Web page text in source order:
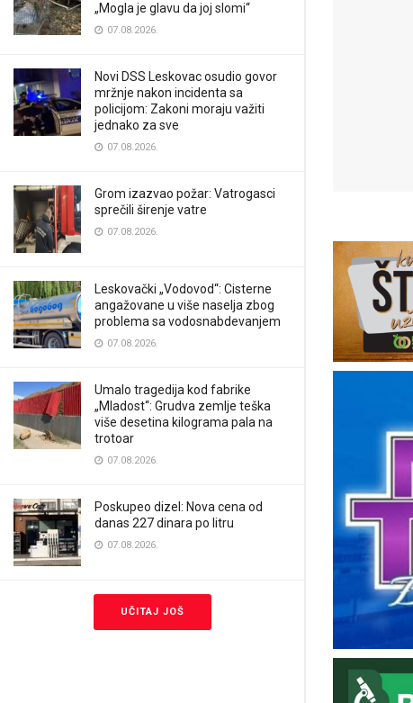
„Mogla je glavu da joj slomi“
07.08.2026.
Novi DSS Leskovac osudio govor
mržnje nakon incidenta sa
policijom: Zakoni moraju važiti
jednako za sve
07.08.2026.
Grom izazvao požar: Vatrogasci
sprečili širenje vatre
07.08.2026.
Leskovački „Vodovod“: Cisterne
angažovane u više naselja zbog
problema sa vodosnabdevanjem
07.08.2026.
Umalo tragedija kod fabrike
„Mladost“: Grudva zemlje teška
više desetina kilograma pala na
trotoar
07.08.2026.
Poskupeo dizel: Nova cena od
danas 227 dinara po litru
07.08.2026.
UČITAJ JOŠ